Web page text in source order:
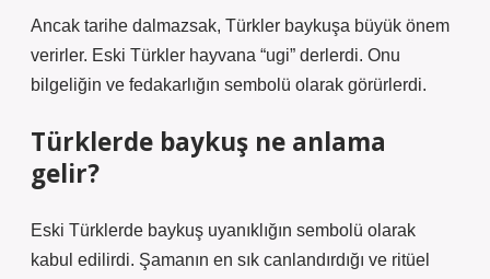
Ancak tarihe dalmazsak, Türkler baykuşa büyük önem
verirler. Eski Türkler hayvana “ugi” derlerdi. Onu
bilgeliğin ve fedakarlığın sembolü olarak görürlerdi.
Türklerde baykuş ne anlama
gelir?
Eski Türklerde baykuş uyanıklığın sembolü olarak
kabul edilirdi. Şamanın en sık canlandırdığı ve ritüel